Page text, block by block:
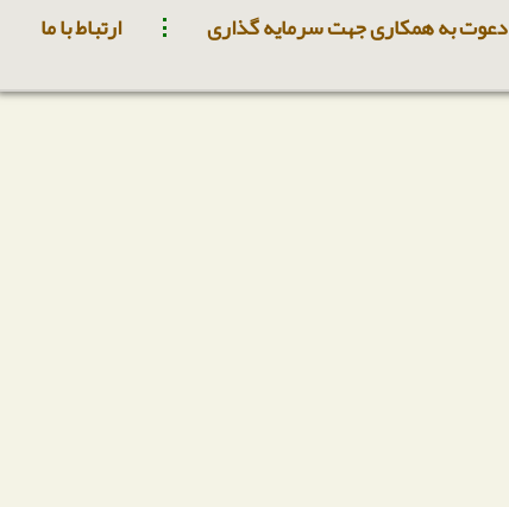
دعوت به همکاری جهت سرمایه گذاری ارتباط با ما